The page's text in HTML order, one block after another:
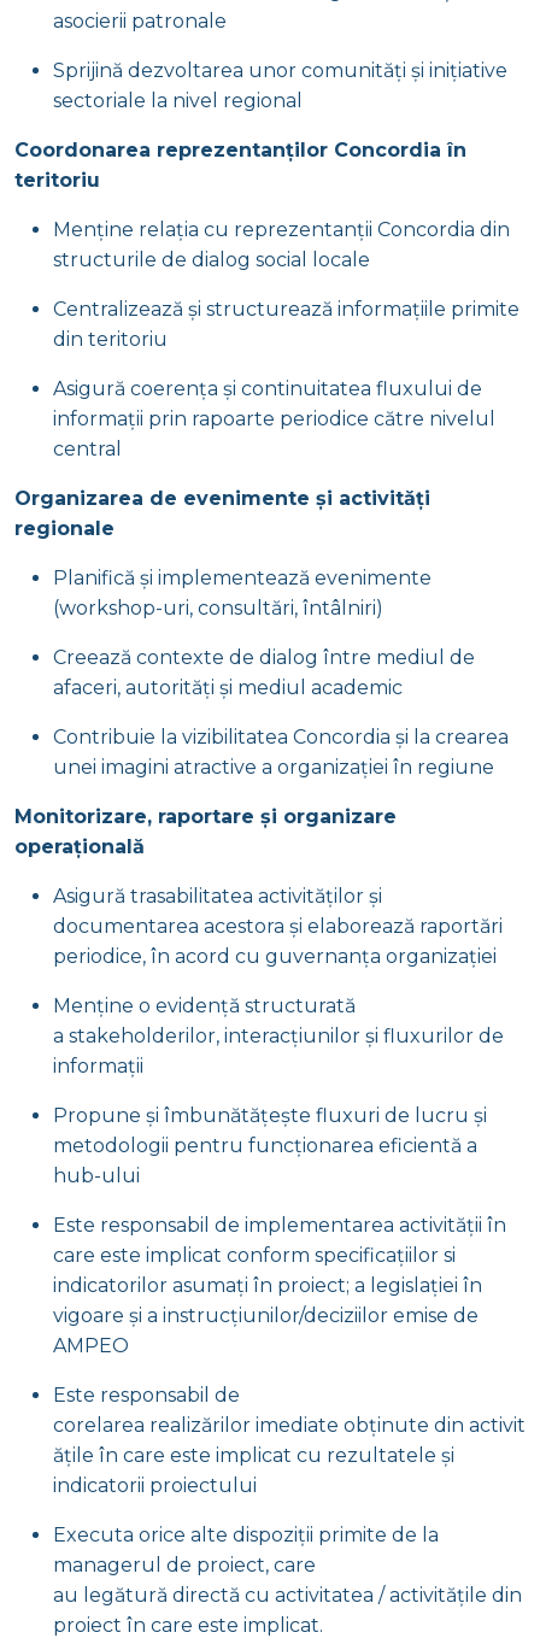
asocierii patronale
Sprijină dezvoltarea unor comunități și inițiative
sectoriale la nivel regional
Coordonarea reprezentanților Concordia în
teritoriu
Menține relația cu reprezentanții Concordia din
structurile de dialog social locale
Centralizează și structurează informațiile primite
din teritoriu
Asigură coerența și continuitatea fluxului de
informații prin rapoarte periodice către nivelul
central
Organizarea de evenimente și activități
regionale
Planifică și implementează evenimente
(workshop-uri, consultări, întâlniri)
Creează contexte de dialog între mediul de
afaceri, autorități și mediul academic
Contribuie la vizibilitatea Concordia și la crearea
unei imagini atractive a organizației în regiune
Monitorizare, raportare și organizare
operațională
Asigură trasabilitatea activităților și
documentarea acestora și elaborează raportări
periodice, în acord cu guvernanța organizației
Menține o evidență structurată
a stakeholderilor, interacțiunilor și fluxurilor de
informații
Propune și îmbunătățește fluxuri de lucru și
metodologii pentru funcționarea eficientă a
hub-ului
Este responsabil de implementarea activității în
care este implicat conform specificațiilor si
indicatorilor asumați în proiect; a legislației în
vigoare și a instrucțiunilor/deciziilor emise de
AMPEO
Este responsabil de
corelarea realizărilor imediate obținute din activit
ățile în care este implicat cu rezultatele și
indicatorii proiectului
Executa orice alte dispoziții primite de la
managerul de proiect, care
au legătură directă cu activitatea / activitățile din
proiect în care este implicat.